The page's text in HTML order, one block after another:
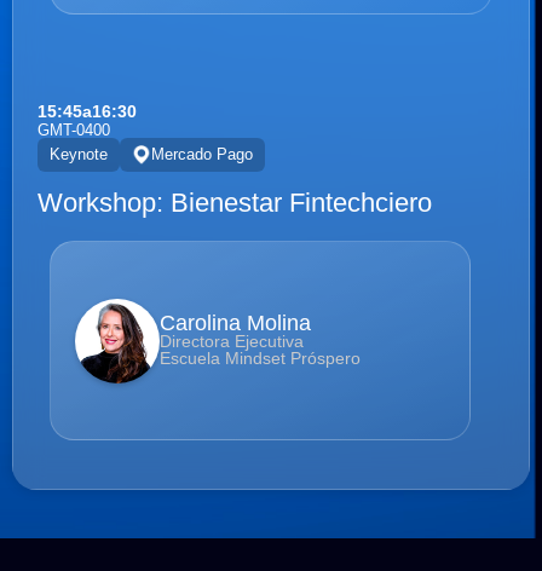
15:45a16:30
GMT-0400
Keynote
Mercado Pago
Workshop: Bienestar Fintechciero
Carolina Molina
Directora Ejecutiva
Escuela Mindset Próspero